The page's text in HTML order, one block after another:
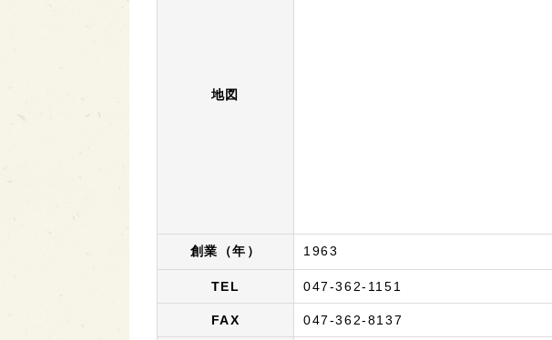
地図
創業（年） 1963
TEL 047-362-1151
FAX 047-362-8137